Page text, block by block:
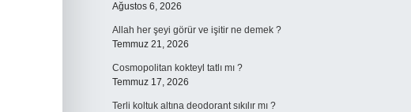
Ağustos 6, 2026
Allah her şeyi görür ve işitir ne demek ?
Temmuz 21, 2026
Cosmopolitan kokteyl tatlı mı ?
Temmuz 17, 2026
Terli koltuk altına deodorant sıkılır mı ?